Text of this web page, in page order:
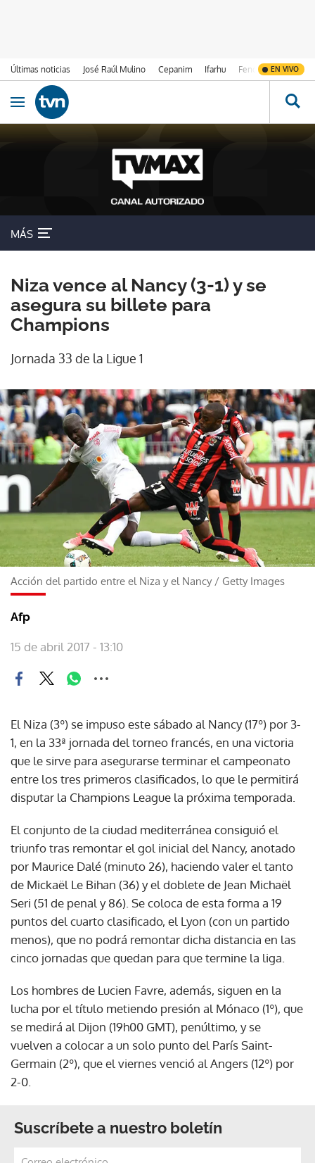
Últimas noticias José Raúl Mulino Cepanim Ifarhu Fenómeno de El
EN VIVO
Ir al contenido
Obrir navegació
MÁS
Niza vence al Nancy (3-1) y se
asegura su billete para
Champions
Jornada 33 de la Ligue 1
Acción del partido entre el Niza y el Nancy/ Getty Images
Afp
15 de abril 2017 - 13:10
El Niza (3º) se impuso este sábado al Nancy (17º) por 3-
1, en la 33ª jornada del torneo francés, en una victoria
que le sirve para asegurarse terminar el campeonato
entre los tres primeros clasificados, lo que le permitirá
disputar la Champions League la próxima temporada.
El conjunto de la ciudad mediterránea consiguió el
triunfo tras remontar el gol inicial del Nancy, anotado
por Maurice Dalé (minuto 26), haciendo valer el tanto
de Mickaël Le Bihan (36) y el doblete de Jean Michaël
Seri (51 de penal y 86). Se coloca de esta forma a 19
puntos del cuarto clasificado, el Lyon (con un partido
menos), que no podrá remontar dicha distancia en las
cinco jornadas que quedan para que termine la liga.
Los hombres de Lucien Favre, además, siguen en la
lucha por el título metiendo presión al Mónaco (1º), que
se medirá al Dijon (19h00 GMT), penúltimo, y se
vuelven a colocar a un solo punto del París Saint-
Germain (2º), que el viernes venció al Angers (12º) por
2-0.
Suscríbete a nuestro boletín